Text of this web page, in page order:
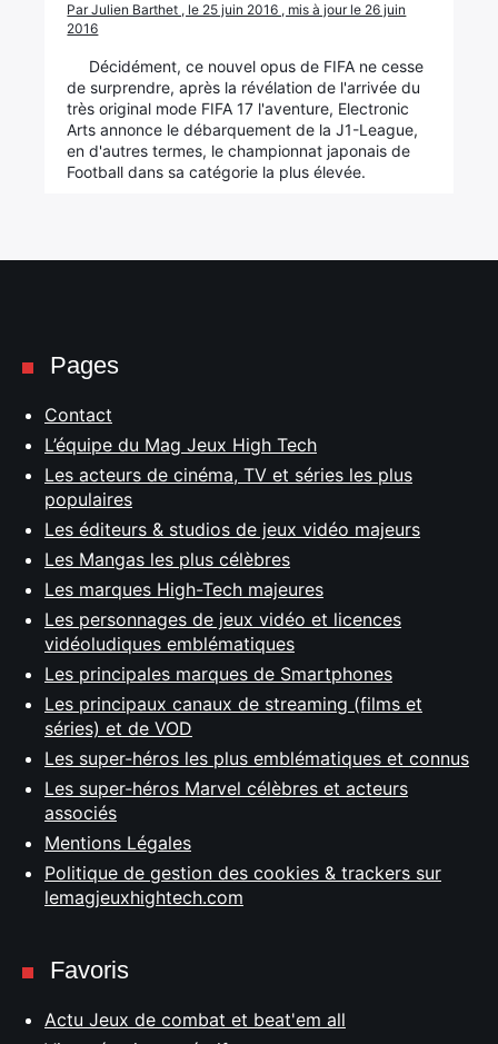
Par Julien Barthet , le 25 juin 2016 , mis à jour le 26 juin
2016
Décidément, ce nouvel opus de FIFA ne cesse
de surprendre, après la révélation de l'arrivée du
très original mode FIFA 17 l'aventure, Electronic
Arts annonce le débarquement de la J1-League,
en d'autres termes, le championnat japonais de
Football dans sa catégorie la plus élevée.
Pages
Contact
L’équipe du Mag Jeux High Tech
Les acteurs de cinéma, TV et séries les plus
populaires
Les éditeurs & studios de jeux vidéo majeurs
Les Mangas les plus célèbres
Les marques High-Tech majeures
Les personnages de jeux vidéo et licences
vidéoludiques emblématiques
Les principales marques de Smartphones
Les principaux canaux de streaming (films et
séries) et de VOD
Les super-héros les plus emblématiques et connus
Les super-héros Marvel célèbres et acteurs
associés
Mentions Légales
Politique de gestion des cookies & trackers sur
lemagjeuxhightech.com
Favoris
Actu Jeux de combat et beat'em all